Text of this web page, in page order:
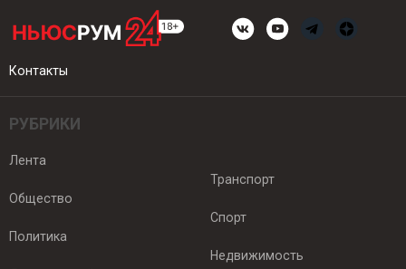
Контакты
РУБРИКИ
Лента
Общество
Политика
Транспорт
Спорт
Недвижимость